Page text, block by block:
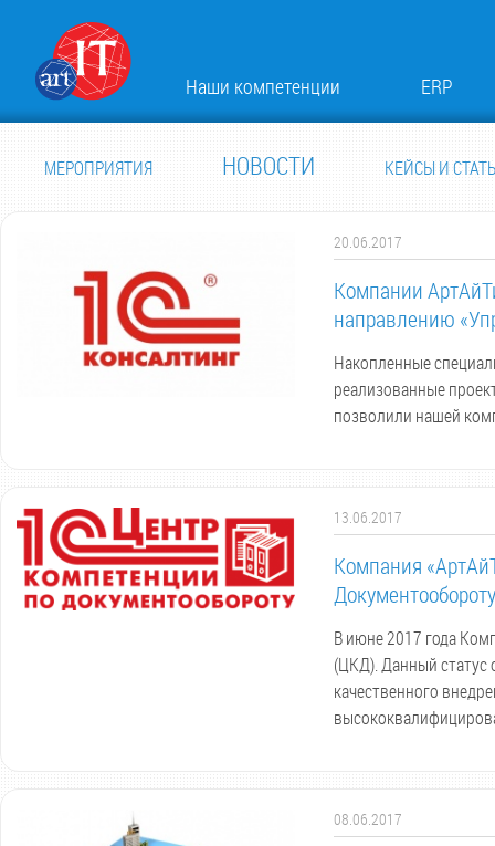
Наши компетенции ERP
МЕРОПРИЯТИЯ НОВОСТИ КЕЙСЫ И
20.06.2017
Компании
направлению
Накопленные
реализованные
позволили нашей
13.06.2017
Компания
В июне 2017 года
(ЦКД). Данный статус
качественного
08.06.2017